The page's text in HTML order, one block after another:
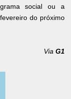
social ou a
do próximo
Via G1